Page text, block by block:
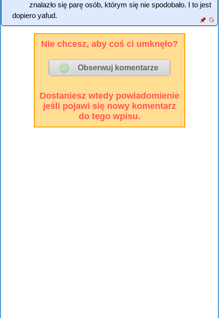
znalazło się parę osób, którym się nie spodobało. I to jest
dopiero yafud.
Nie chcesz, aby coś ci umknęło?
Dostaniesz wtedy powiadomienie
jeśli pojawi się nowy komentarz
do tego wpisu.